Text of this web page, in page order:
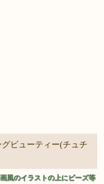
ビューティー(チュチ
風のイラストの上にビーズ等